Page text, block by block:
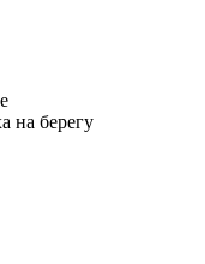
на берегу